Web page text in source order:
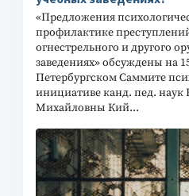
«Предложения
профилактике
огнестрельного и другого
заведениях» обсуждены на
Петербургском Саммите
инициативе канд. пед. наук
Михайловны Кий...